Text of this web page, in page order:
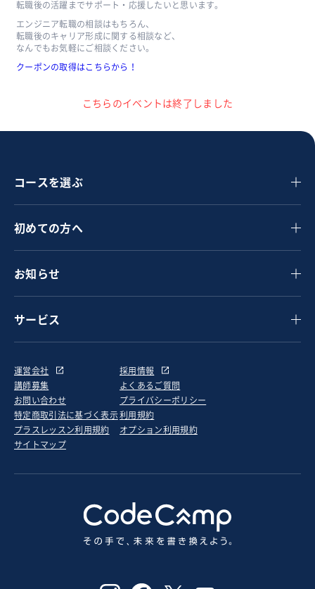
転職後の活躍までサポート・応援したいと思います。
エンジニア転職の相談はもちろん、
転職後のキャリア形成に関する相談など、
なんでもお気軽にご相談ください。
クーポンの取得はこちらから！
こちらのイベントは終了しました
コースを選ぶ
初めての方へ
お知らせ
サービス
運営会社
採用情報
講師募集
よくあるご質問
お問い合わせ
プライバシーポリシー
特定商取引法に基づく表示利用規約
プラスレッスン利用規約
オプション利用規約
サイトマップ